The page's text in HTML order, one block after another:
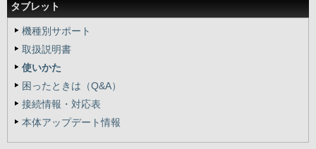
タブレット
機種別サポート
取扱説明書
使いかた
困ったときは（Q&A）
接続情報・対応表
本体アップデート情報